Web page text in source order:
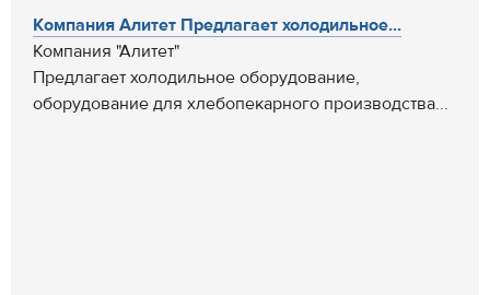
Компания Алитет Предлагает холодильное...
Компания "Алитет"
Предлагает холодильное оборудование,
оборудование для хлебопекарного производства...